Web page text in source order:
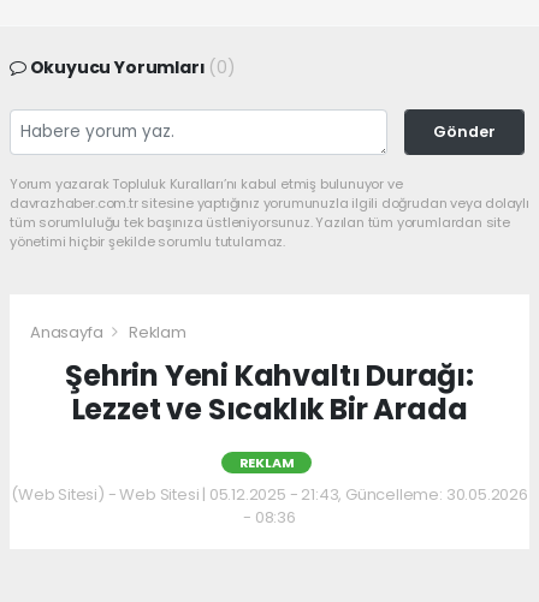
Okuyucu Yorumları (0)
Gönder
Yorum yazarak Topluluk Kuralları’nı kabul etmiş bulunuyor ve
davrazhaber.com.tr sitesine yaptığınız yorumunuzla ilgili doğrudan veya dolaylı
tüm sorumluluğu tek başınıza üstleniyorsunuz. Yazılan tüm yorumlardan site
yönetimi hiçbir şekilde sorumlu tutulamaz.
Anasayfa Reklam
Şehrin Yeni Kahvaltı Durağı:
Lezzet ve Sıcaklık Bir Arada
REKLAM
(Web Sitesi) - Web Sitesi | 05.12.2025 - 21:43, Güncelleme: 30.05.2026
- 08:36